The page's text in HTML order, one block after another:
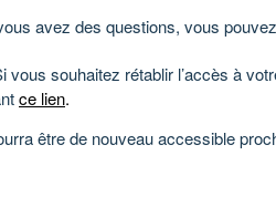
avez des questions, vous
vous souhaitez rétablir l’accès à
ce lien.
être de nouveau accessible